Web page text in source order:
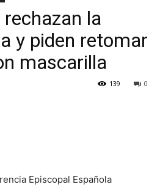
la
y piden retomar
mascarilla
0
139
Episcopal Española